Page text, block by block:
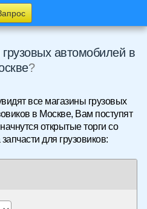
автомобилей в
?
все магазины грузовых
в Москве, Вам поступят
открытые торги со
для грузовиков: